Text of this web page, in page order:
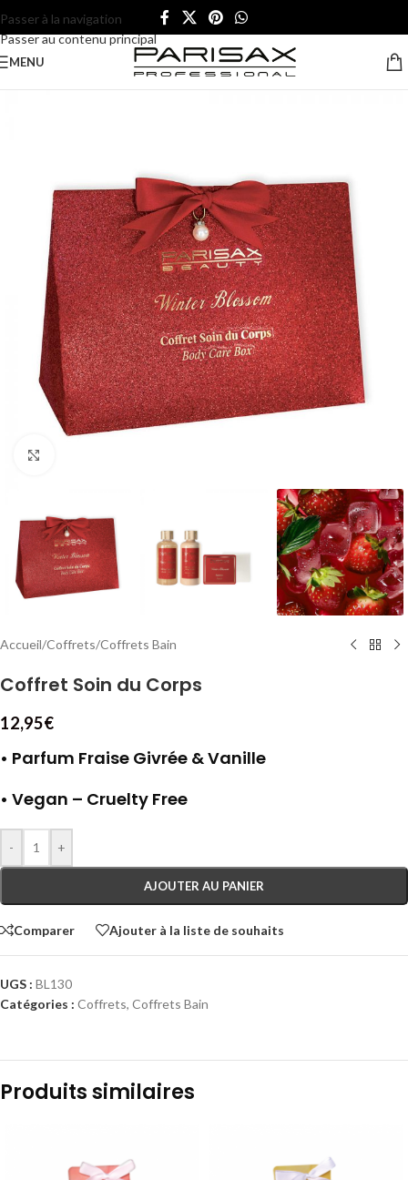
Passer à la navigation
Passer au contenu principal
MENU
Accueil/Coffrets/Coffrets Bain
Coffret Soin du Corps
12,95€
• Parfum Fraise Givrée & Vanille
• Vegan – Cruelty Free
- +
AJOUTER AU PANIER
Comparer Ajouter à la liste de souhaits
UGS : BL130
Catégories : Coffrets, Coffrets Bain
Produits similaires